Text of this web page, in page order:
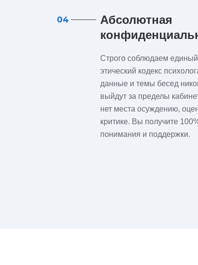
04
Абсолютная
Строго соблюдаем единый
этический кодекс
данные и темы бесед
выйдут за пределы
нет места осуждению,
критике. Вы получите
понимания и поддержки.